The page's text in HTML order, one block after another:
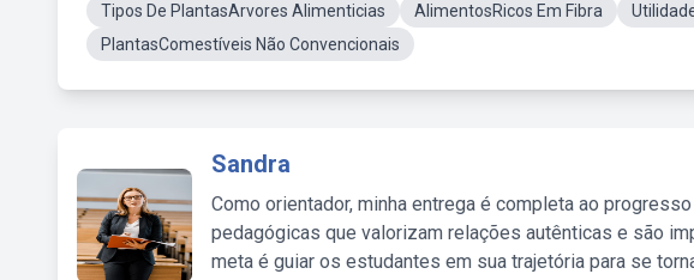
Tipos De PlantasArvores Alimenticias
AlimentosRicos Em Fibra
PlantasComestíveis Não Convencionais
Sandra
Como orientador, minha entrega é completa ao
pedagógicas que valorizam relações autênticas e são
meta é guiar os estudantes em sua trajetória para se